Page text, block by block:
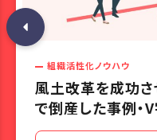
組織活性化ノウハウ
風土改革を成功
で倒産した事例・